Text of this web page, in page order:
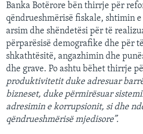
Banka Botërore bën thirrje për
qëndrueshmërisë fiskale, shtimin
arsim dhe shëndetësi për të
përparësisë demografike dhe për
shkathtësitë, angazhimin dhe
dhe grave. Po ashtu bëhet thirrje
produktivitetit duke adresuar
bizneset, duke përmirësuar
adresimin e korrupsionit, si dhe
qëndrueshmërisë mjedisore”.